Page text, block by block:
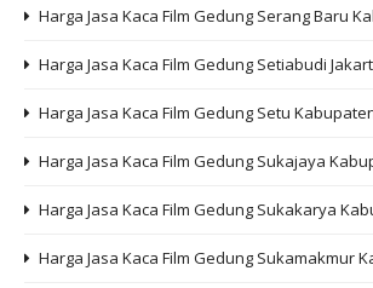
Harga Jasa Kaca Film Gedung Serang Baru
Harga Jasa Kaca Film Gedung Setiabudi
Harga Jasa Kaca Film Gedung Setu
Harga Jasa Kaca Film Gedung Sukajaya
Harga Jasa Kaca Film Gedung Sukakarya
Harga Jasa Kaca Film Gedung Sukamakmur